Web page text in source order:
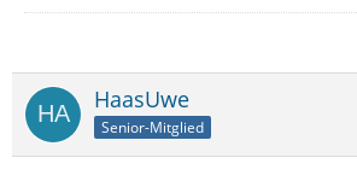
HaasUwe
Senior-Mitglied